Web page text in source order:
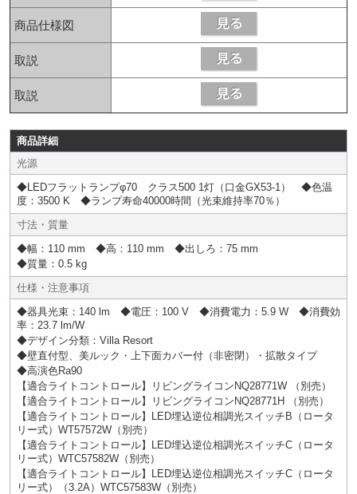
商品仕様図
取説
取説
商品詳細
光源
◆LEDフラットランプφ70 クラス500 1灯（口金GX53-1） ◆色温
度：3500 K ◆ランプ寿命40000時間（光束維持率70％）
寸法・質量
◆幅：110 mm ◆高：110 mm ◆出しろ：75 mm
◆質量：0.5 kg
仕様・注意事項
◆器具光束：140 lm ◆電圧：100 V ◆消費電力：5.9 W ◆消費効
率：23.7 lm/W
◆デザイン分類：Villa Resort
◆壁直付型、美ルック・上下面カバー付（非密閉）・拡散タイプ
◆高演色Ra90
【適合ライトコントロール】リビングライコンNQ28771W （別売）
【適合ライトコントロール】リビングライコンNQ28771H （別売）
【適合ライトコントロール】LED埋込逆位相調光スイッチB（ロータ
リー式）WT57572W（別売）
【適合ライトコントロール】LED埋込逆位相調光スイッチC（ロータ
リー式）WTC57582W（別売）
【適合ライトコントロール】LED埋込逆位相調光スイッチC（ロータ
リー式）（3.2A）WTC57583W（別売）